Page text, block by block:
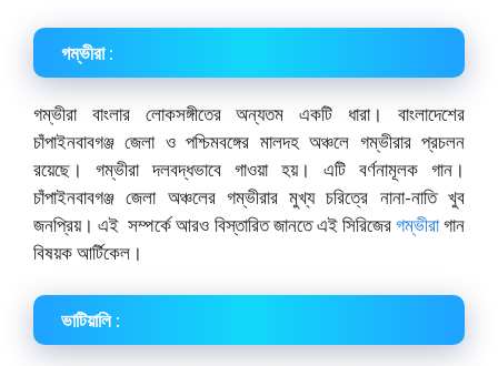
গম্ভীরা :
গম্ভীরা বাংলার লোকসঙ্গীতের অন্যতম একটি ধারা। বাংলাদেশের
চাঁপাইনবাবগঞ্জ জেলা ও পশ্চিমবঙ্গের মালদহ অঞ্চলে গম্ভীরার প্রচলন
রয়েছে। গম্ভীরা দলবদ্ধভাবে গাওয়া হয়। এটি বর্ণনামূলক গান।
চাঁপাইনবাবগঞ্জ জেলা অঞ্চলের গম্ভীরার মুখ্য চরিত্রে নানা-নাতি খুব
জনপ্রিয়। এই সম্পর্কে আরও বিস্তারিত জানতে এই সিরিজেরগম্ভীরাগান
বিষয়ক আর্টিকেল।
ভাটিয়ালি :